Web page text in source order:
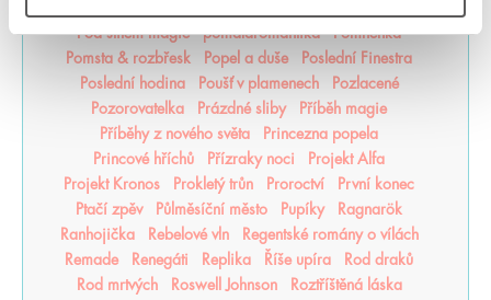
Pod štítem magie
pomaláromantika
Pomněnka
Pomsta & rozbřesk
Popel a duše
Poslední Finestra
Poslední hodina
Poušť v plamenech
Pozlacené
Pozorovatelka
Prázdné sliby
Příběh magie
Příběhy z nového světa
Princezna popela
Princové hříchů
Přízraky noci
Projekt Alfa
Projekt Kronos
Prokletý trůn Proroctví
První konec
Ptačí zpěv
Půlměsíční město Pupíky
Ragnarök
Ranhojička
Rebelové vln
Regentské romány o vílách
Remade
Renegáti Replika Říše upíra
Rod draků
Rod mrtvých
Roswell Johnson
Roztříštěná láska